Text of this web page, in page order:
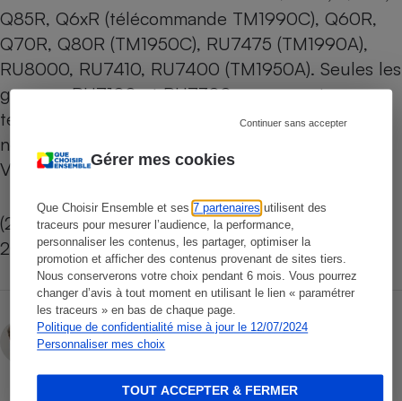
Gérer mes cookies
Que Choisir Ensemble et ses7 partenaires utilisent des
traceurs pour mesurer l’audience, la performance,
personnaliser les contenus, les partager, optimiser la
promotion et afficher des contenus provenant de sites tiers.
Nous conserverons votre choix pendant 6 mois. Vous pourrez
changer d’avis à tout moment en utilisant le lien « paramétrer
les traceurs » en bas de chaque page.
Politique de confidentialité mise à jour le 12/07/2024
Personnaliser mes choix
Continuer sans accepter
TOUT ACCEPTER & FERMER
Q85R, Q6xR (télécommande TM1990C), Q60R,
Q70R, Q80R (TM1950C), RU7475 (TM1990A),
RU8000, RU7410, RU7400 (TM1950A). Seules les
gammes RU7100 et RU7300 conservent une
télécommande plus classique (TM1240A), avec
néanmoins un accès direct à Netflix et Prime
Video notamment.
(2) Source : Médiamétrie, Global SVOD, octobre
2019.
Camille Gruhier